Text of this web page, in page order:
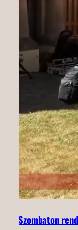
Szombaton